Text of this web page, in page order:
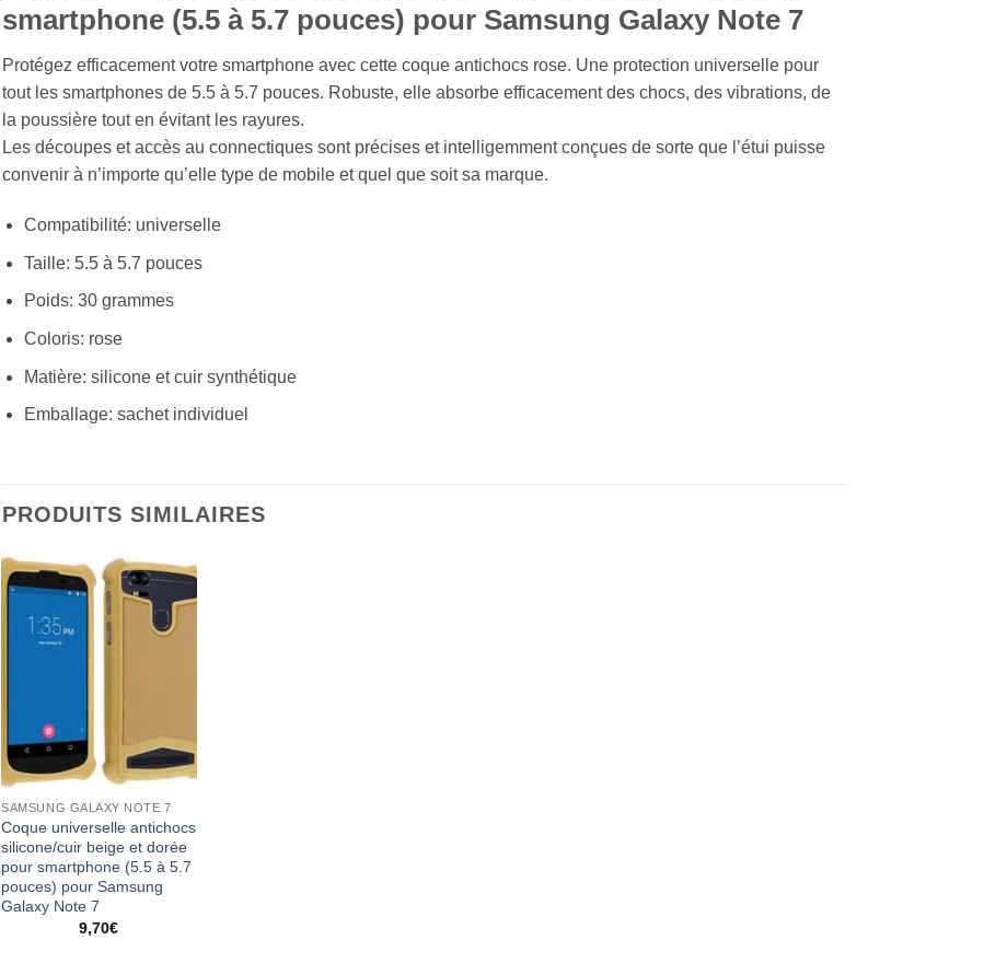
smartphone (5.5 à 5.7 pouces) pour Samsung Galaxy Note 7
Protégez efficacement votre smartphone avec cette coque antichocs rose. Une protection universelle pour
tout les smartphones de 5.5 à 5.7 pouces. Robuste, elle absorbe efficacement des chocs, des vibrations, de
la poussière tout en évitant les rayures.
Les découpes et accès au connectiques sont précises et intelligemment conçues de sorte que l’étui puisse
convenir à n’importe qu’elle type de mobile et quel que soit sa marque.
Compatibilité: universelle
Taille: 5.5 à 5.7 pouces
Poids: 30 grammes
Coloris: rose
Matière: silicone et cuir synthétique
Emballage: sachet individuel
PRODUITS SIMILAIRES
SAMSUNG GALAXY NOTE 7
Coque universelle antichocs
silicone/cuir beige et dorée
pour smartphone (5.5 à 5.7
pouces) pour Samsung
Galaxy Note 7
9,70€